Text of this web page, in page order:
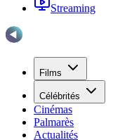
Streaming
Films
Célébrités
Cinémas
Palmarès
Actualités